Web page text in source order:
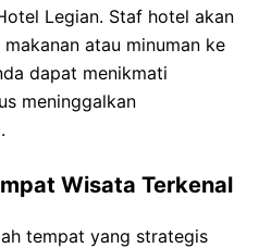
Legian. Staf hotel akan
atau minuman ke
dapat menikmati
meninggalkan
Wisata Terkenal
tempat yang strategis